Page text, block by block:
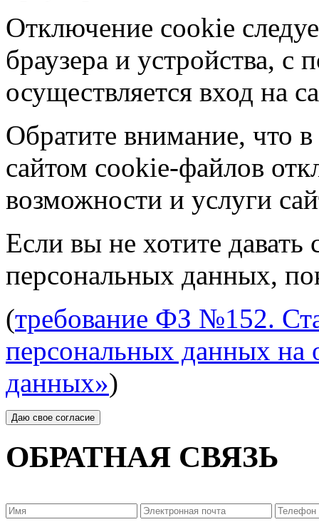
Отключение cookie
браузера и устройства,
осуществляется вход на
Обратите внимание, что в
сайтом cookie-файлов
возможности и услуги
Если вы не хотите давать
персональных данных,
(требование ФЗ №152.
персональных данных на
данных»)
ОБРАТНАЯ СВЯЗЬ